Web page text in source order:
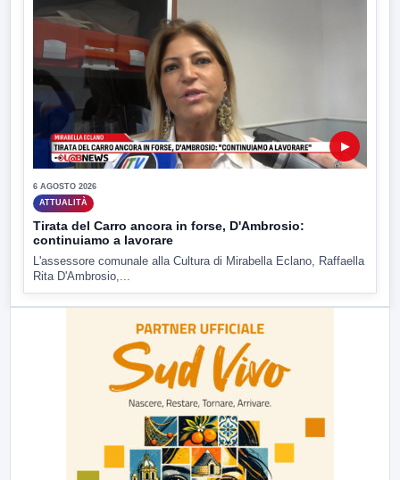
▶
6 AGOSTO 2026
ATTUALITÀ
Tirata del Carro ancora in forse, D'Ambrosio:
continuiamo a lavorare
L'assessore comunale alla Cultura di Mirabella Eclano, Raffaella
Rita D'Ambrosio,...